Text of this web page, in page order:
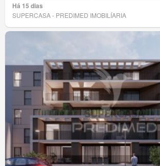
Há 15 dias
SUPERCASA - PREDIMED IMOBILÍARIA